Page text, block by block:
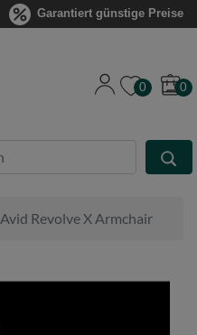
Garantiert günstige Preise
0 0
Avid Revolve X Armchair